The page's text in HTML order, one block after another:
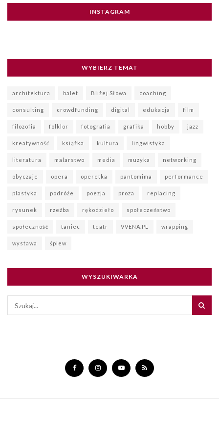
INSTAGRAM
WYBIERZ TEMAT
architektura balet Bliżej Słowa coaching
consulting crowdfunding digital edukacja film
filozofia folklor fotografia grafika hobby jazz
kreatywność książka kultura lingwistyka
literatura malarstwo media muzyka networking
obyczaje opera operetka pantomima performance
plastyka podróże poezja proza replacing
rysunek rzeźba rękodzieło społeczeństwo
społeczność taniec teatr VVENA.PL wrapping
wystawa śpiew
WYSZUKIWARKA